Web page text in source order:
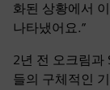
화된 상황에서
나타냈어요.”
2년 전 오크림과
들의 구체적인